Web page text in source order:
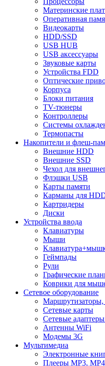
Материнские
Оперативная
Видеокарты
HDD/SSD
USB HUB
USB аксессуары
Звуковые карты
Устройства FDD
Оптические
Корпуса
Блоки питания
TV-тюнеры
Контроллеры
Системы
Термопасты
Накопители и флеш-
Внешние HDD
Внешние SSD
Чехол для
Флэшки USB
Карты памяти
Карманы для
Картридеры
Диски
Устройства ввода
Клавиатуры
Мыши
Геймпады
Рули
Графические
Коврики для
Сетевое оборудование
Маршрутизаторы,
Сетевые карты
Сетевые
Антенны WiFi
Модемы 3G
Мультимедиа
Электронные
Плееры MP3, MP4